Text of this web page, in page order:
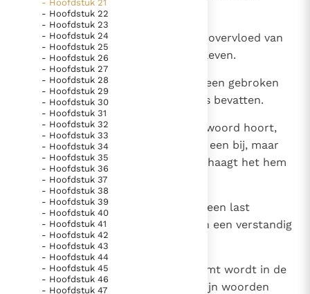
- Hoofdstuk 21
- Hoofdstuk 22
- Hoofdstuk 23
- Hoofdstuk 24
- Hoofdstuk 25
- Hoofdstuk 26
- Hoofdstuk 27
- Hoofdstuk 28
- Hoofdstuk 29
- Hoofdstuk 30
- Hoofdstuk 31
- Hoofdstuk 32
- Hoofdstuk 33
- Hoofdstuk 34
- Hoofdstuk 35
- Hoofdstuk 36
- Hoofdstuk 37
- Hoofdstuk 38
- Hoofdstuk 39
- Hoofdstuk 40
- Hoofdstuk 41
- Hoofdstuk 42
- Hoofdstuk 43
- Hoofdstuk 44
- Hoofdstuk 45
- Hoofdstuk 46
- Hoofdstuk 47
brengt.
De kennis van de wijze is als een overvloed van
water en zijn raad een bron van leven.
Het innerlijk van de dwaas is als een gebroken
kruik: het kan geen enkele kennis bevatten.
Als een verstandig man een wijs woord hoort,
dan prijst hij het en voegt er nog een bij, maar
als een losbol het hoort, dan mishaagt het hem
en werpt hij het achter zijn rug.
Het betoog van een dwaas is als een last
onderweg, maar op de lippen van een verstandig
man ligt bekoorlijkheid.
Wat uit de mond van de wijze komt wordt in de
vergadering op prijs gesteld en zijn woorden